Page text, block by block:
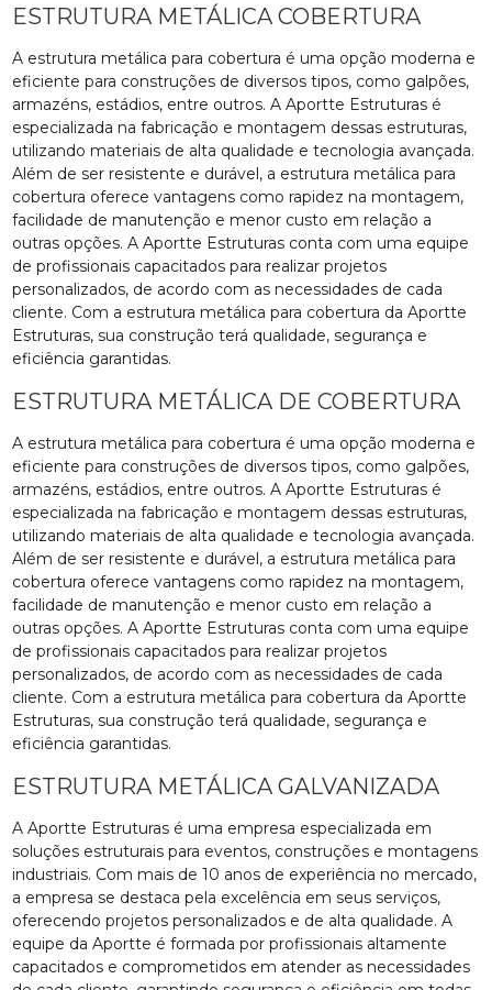
ESTRUTURA METÁLICA COBERTURA
A estrutura metálica para cobertura é uma opção moderna e
eficiente para construções de diversos tipos, como galpões,
armazéns, estádios, entre outros. A Aportte Estruturas é
especializada na fabricação e montagem dessas estruturas,
utilizando materiais de alta qualidade e tecnologia avançada.
Além de ser resistente e durável, a estrutura metálica para
cobertura oferece vantagens como rapidez na montagem,
facilidade de manutenção e menor custo em relação a
outras opções. A Aportte Estruturas conta com uma equipe
de profissionais capacitados para realizar projetos
personalizados, de acordo com as necessidades de cada
cliente. Com a estrutura metálica para cobertura da Aportte
Estruturas, sua construção terá qualidade, segurança e
eficiência garantidas.
ESTRUTURA METÁLICA DE COBERTURA
A estrutura metálica para cobertura é uma opção moderna e
eficiente para construções de diversos tipos, como galpões,
armazéns, estádios, entre outros. A Aportte Estruturas é
especializada na fabricação e montagem dessas estruturas,
utilizando materiais de alta qualidade e tecnologia avançada.
Além de ser resistente e durável, a estrutura metálica para
cobertura oferece vantagens como rapidez na montagem,
facilidade de manutenção e menor custo em relação a
outras opções. A Aportte Estruturas conta com uma equipe
de profissionais capacitados para realizar projetos
personalizados, de acordo com as necessidades de cada
cliente. Com a estrutura metálica para cobertura da Aportte
Estruturas, sua construção terá qualidade, segurança e
eficiência garantidas.
ESTRUTURA METÁLICA GALVANIZADA
A Aportte Estruturas é uma empresa especializada em
soluções estruturais para eventos, construções e montagens
industriais. Com mais de 10 anos de experiência no mercado,
a empresa se destaca pela excelência em seus serviços,
oferecendo projetos personalizados e de alta qualidade. A
equipe da Aportte é formada por profissionais altamente
capacitados e comprometidos em atender as necessidades